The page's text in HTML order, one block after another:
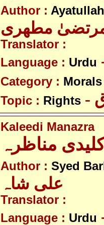
Author :
مرتضیٰ مطھری
Translator :
Language : Urdu
Category : Morals
Topic : Rights
Kaleedi Manazra
Author : Syed
علی شاہ
Translator :
Language : Urdu